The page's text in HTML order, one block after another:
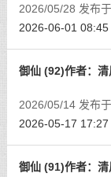
2026/05/28 发布
2026-06-01 08:45
御仙 (92)作者：清
【御仙
2026/05/14 发布
2026-05-17 17:27
御仙 (91)作者：清